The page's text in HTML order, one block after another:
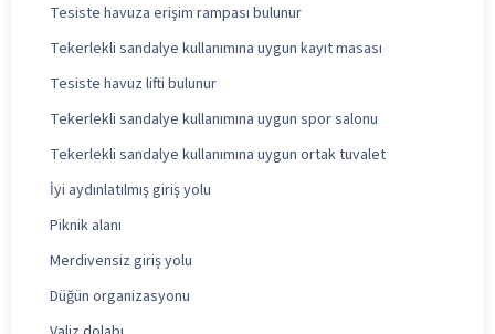
Tesiste havuza erişim rampası bulunur
Tekerlekli sandalye kullanımına uygun kayıt masası
Tesiste havuz lifti bulunur
Tekerlekli sandalye kullanımına uygun spor salonu
Tekerlekli sandalye kullanımına uygun ortak tuvalet
İyi aydınlatılmış giriş yolu
Piknik alanı
Merdivensiz giriş yolu
Düğün organizasyonu